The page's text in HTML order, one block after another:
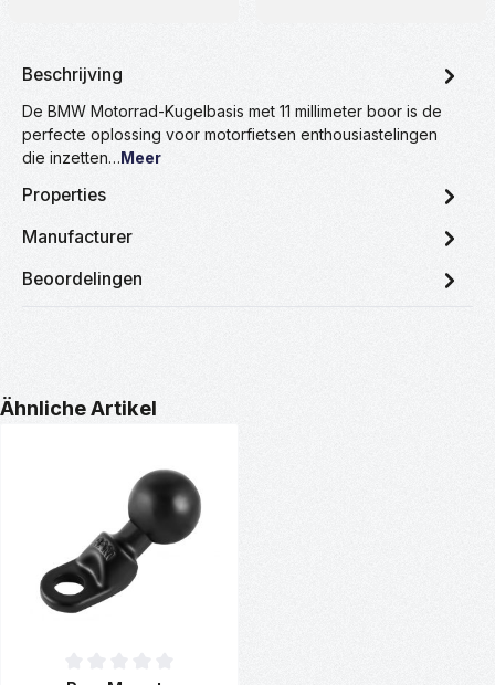
Beschrijving
De BMW Motorrad-Kugelbasis met 11 millimeter boor is de
perfecte oplossing voor motorfietsen enthousiastelingen
die inzetten…Meer
Properties
Manufacturer
Beoordelingen
Productgalerij overslaan
Ähnliche Artikel